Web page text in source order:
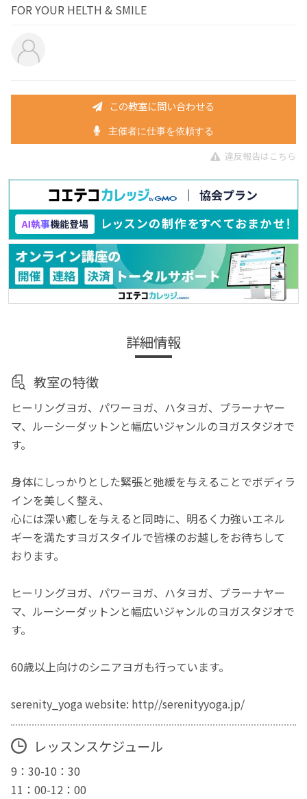
FOR YOUR HELTH & SMILE
この教室に問い合わせる
主催者に仕事を依頼する
違反報告はこちら
詳細情報
教室の特徴
ヒーリングヨガ、パワーヨガ、ハタヨガ、プラーナヤー
マ、ルーシーダットンと幅広いジャンルのヨガスタジオで
す。
身体にしっかりとした緊張と弛緩を与えることでボディラ
インを美しく整え、
心には深い癒しを与えると同時に、明るく力強いエネル
ギーを満たすヨガスタイルで皆様のお越しをお待ちして
おります。
ヒーリングヨガ、パワーヨガ、ハタヨガ、プラーナヤー
マ、ルーシーダットンと幅広いジャンルのヨガスタジオで
す。
60歳以上向けのシニアヨガも行っています。
serenity_yoga website: http//serenityyoga.jp/
レッスンスケジュール
9：30-10：30
11：00-12：00